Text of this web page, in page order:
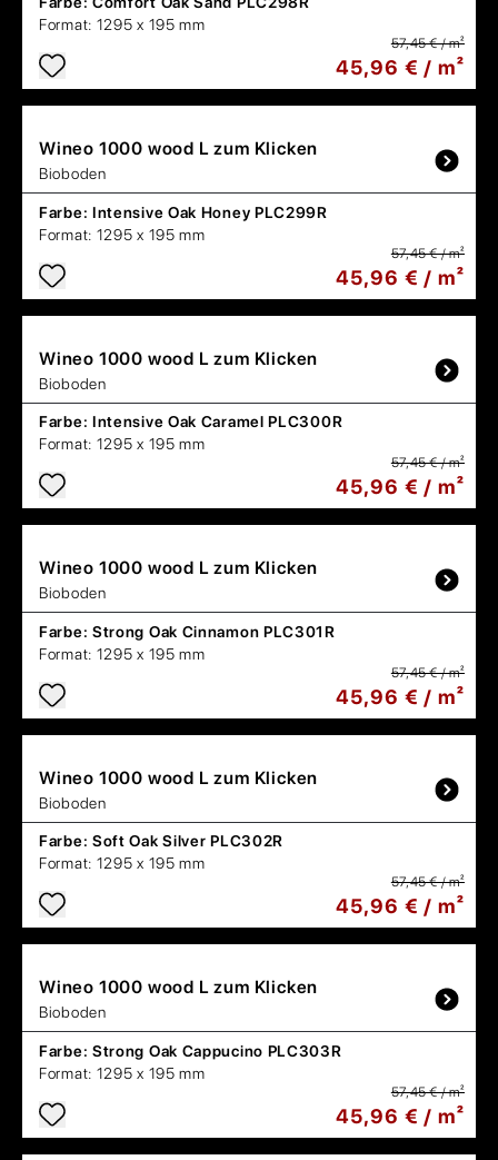
Format: 1295 x 195 mm
57,45 € / m²
45,96 € / m²
Wineo 1000 wood L zum Klicken
Bioboden
Farbe: Intensive Oak Honey PLC299R
Format: 1295 x 195 mm
57,45 € / m²
45,96 € / m²
Wineo 1000 wood L zum Klicken
Bioboden
Farbe: Intensive Oak Caramel PLC300R
Format: 1295 x 195 mm
57,45 € / m²
45,96 € / m²
Wineo 1000 wood L zum Klicken
Bioboden
Farbe: Strong Oak Cinnamon PLC301R
Format: 1295 x 195 mm
57,45 € / m²
45,96 € / m²
Wineo 1000 wood L zum Klicken
Bioboden
Farbe: Soft Oak Silver PLC302R
Format: 1295 x 195 mm
57,45 € / m²
45,96 € / m²
Wineo 1000 wood L zum Klicken
Bioboden
Farbe: Strong Oak Cappucino PLC303R
Format: 1295 x 195 mm
57,45 € / m²
45,96 € / m²